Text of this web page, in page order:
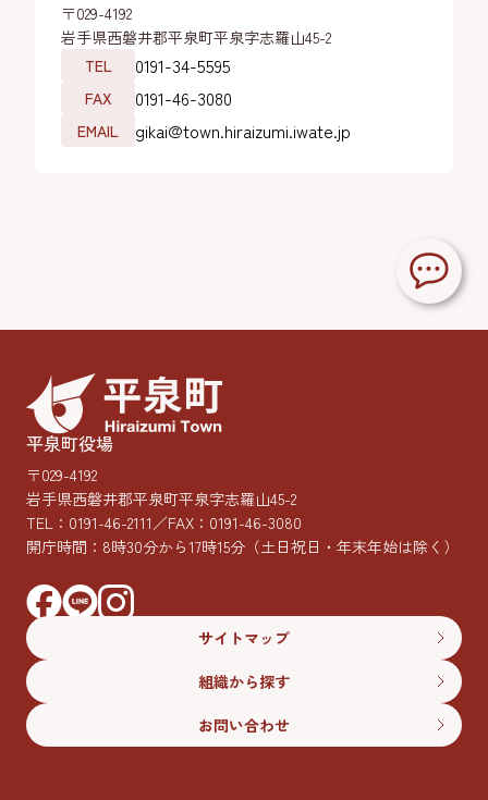
〒029-4192
岩手県西磐井郡平泉町平泉字志羅山45-2
TEL
0191-34-5595
FAX 0191-46-3080
EMAIL gikai@town.hiraizumi.iwate.jp
平泉町役場
〒029-4192
岩手県西磐井郡平泉町平泉字志羅山45-2
TEL： 0191-46-2111／FAX：0191-46-3080
開庁時間：8時30分から17時15分 （土日祝日・年末年始は除く）
サイトマップ
組織から探す
お問い合わせ